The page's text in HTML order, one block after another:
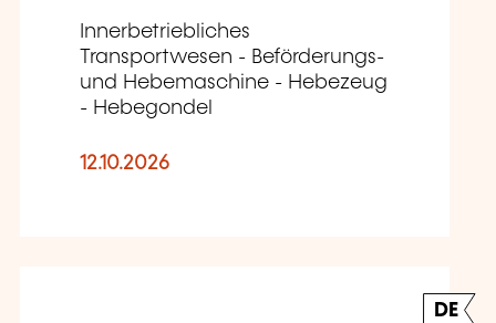
Innerbetriebliches
Transportwesen - Beförderungs-
und Hebemaschine - Hebezeug
- Hebegondel
12.10.2026
DE